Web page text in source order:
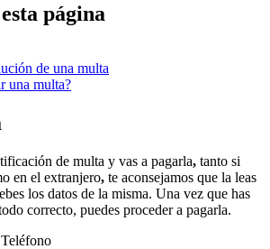
página
de una multa
una multa?
de multa y vas a pagarla, tanto si
en el extranjero, te aconsejamos que la leas
los datos de la misma. Una vez que has
correcto, puedes proceder a pagarla.
Teléfono